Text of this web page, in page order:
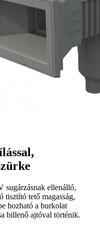
sugárzásnak ellenálló,
tető magasság,
hozható a burkolat
billenő ajtóval történik.